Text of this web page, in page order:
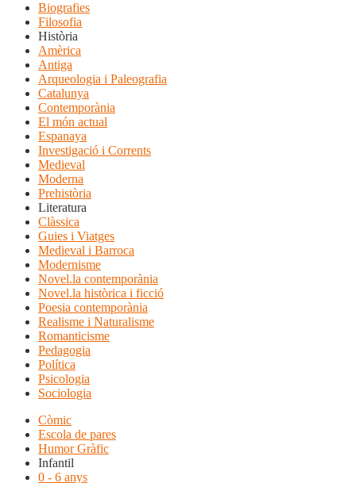
Biografies
Filosofia
Història
Amèrica
Antiga
Arqueologia i Paleografia
Catalunya
Contemporània
El món actual
Espanaya
Investigació i Corrents
Medieval
Moderna
Prehistòria
Literatura
Clàssica
Guies i Viatges
Medieval i Barroca
Modernisme
Novel.la contemporània
Novel.la històrica i ficció
Poesia contemporània
Realisme i Naturalisme
Romanticisme
Pedagogia
Política
Psicologia
Sociologia
Còmic
Escola de pares
Humor Gràfic
Infantil
0 - 6 anys